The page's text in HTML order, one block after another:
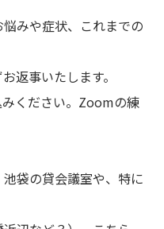
みや症状、これまでの
返事いたします。
ください。Zoomの練
袋の貸会議室や、特に